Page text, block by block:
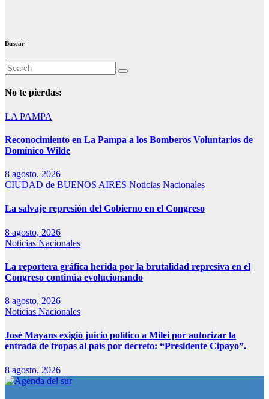
Buscar
No te pierdas:
LA PAMPA
Reconocimiento en La Pampa a los Bomberos Voluntarios de
Domínico Wilde
8 agosto, 2026
CIUDAD de BUENOS AIRES Noticias Nacionales
La salvaje represión del Gobierno en el Congreso
8 agosto, 2026
Noticias Nacionales
La reportera gráfica herida por la brutalidad represiva en el
Congreso continúa evolucionando
8 agosto, 2026
Noticias Nacionales
José Mayans exigió juicio político a Milei por autorizar la
entrada de tropas al país por decreto: “Presidente Cipayo”.
8 agosto, 2026